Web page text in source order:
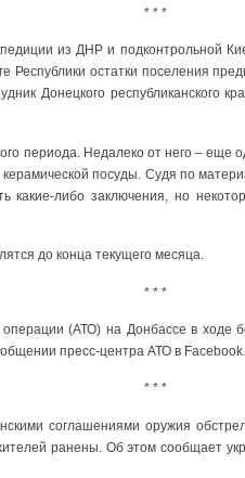
* * *
из ДНР и подконтрольной
Республики остатки поселения
Донецкого республиканского
периода. Недалеко от него – еще
посуды. Судя по
либо заключения, но
до конца текущего месяца.
* * *
операции (АТО) на Донбассе в ходе
пресс-центра АТО в Facebook.
* * *
соглашениями оружия
ранены. Об этом сообщает